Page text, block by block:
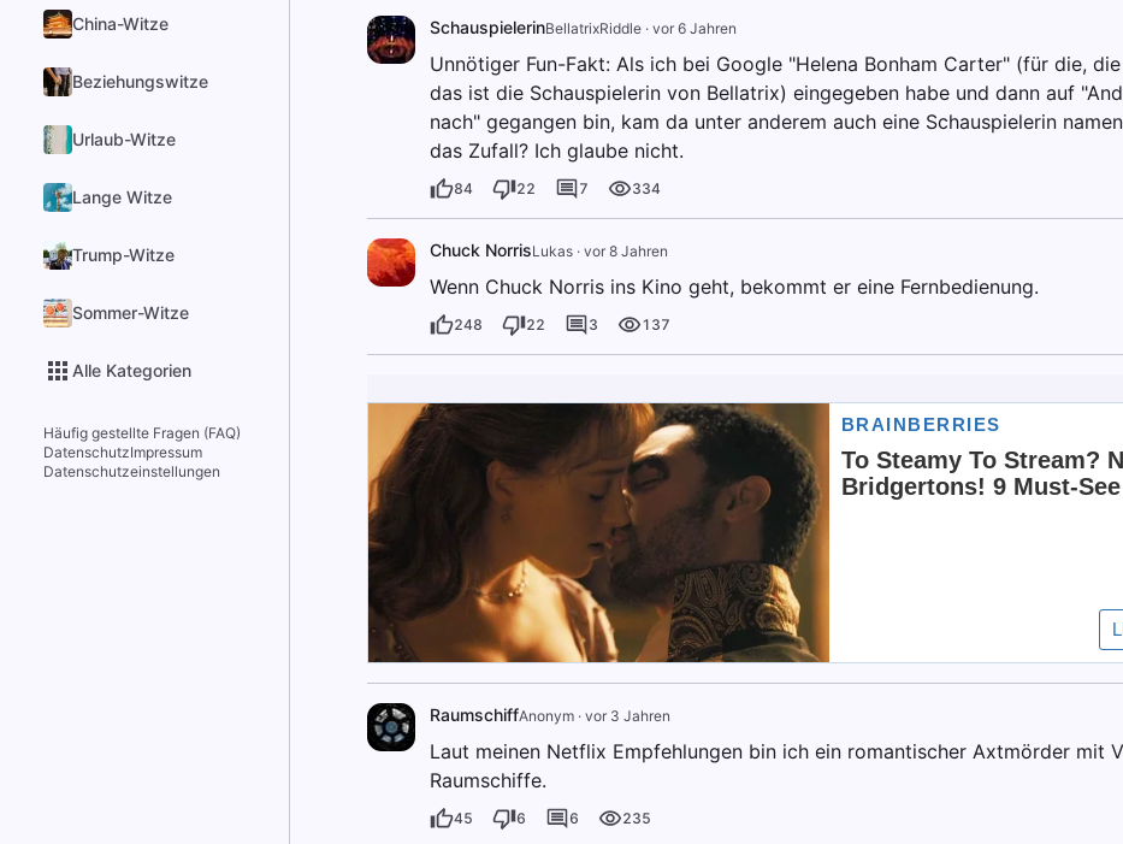
China-Witze
Beziehungswitze
Urlaub-Witze
Lange Witze
Trump-Witze
Sommer-Witze
Alle Kategorien
Häufig gestellte Fragen (FAQ)
DatenschutzImpressum
Datenschutzeinstellungen
SchauspielerinBellatrixRiddle· vor 6 Jahren
Unnötiger Fun-Fakt: Als ich bei Google "Helena Bonham Carter" (für die,
das ist die Schauspielerin von Bellatrix) eingegeben habe und dann auf
nach" gegangen bin, kam da unter anderem auch eine Schauspielerin
das Zufall? Ich glaube nicht.
84 22 7 334
Chuck NorrisLukas· vor 8 Jahren
Wenn Chuck Norris ins Kino geht, bekommt er eine Fernbedienung.
248 22 3 137
RaumschiffAnonym· vor 3 Jahren
Laut meinen Netflix Empfehlungen bin ich ein romantischer Axtmörder mit
Raumschiffe.
45 6 6 235